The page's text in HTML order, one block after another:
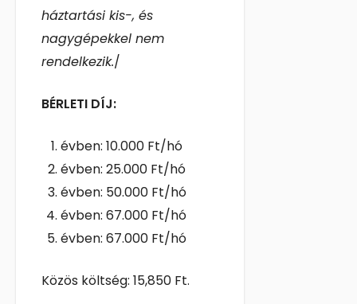
háztartási kis-, és
nagygépekkel nem
rendelkezik./
BÉRLETI DÍJ:
évben: 10.000 Ft/hó
évben: 25.000 Ft/hó
évben: 50.000 Ft/hó
évben: 67.000 Ft/hó
évben: 67.000 Ft/hó
Közös költség: 15,850 Ft.